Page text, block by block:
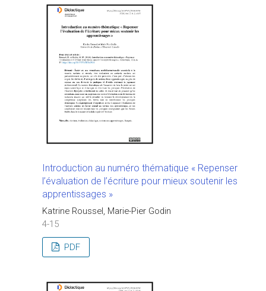
Introduction au numéro thématique « Repenser
l’évaluation de l’écriture pour mieux soutenir les
apprentissages »
Katrine Roussel, Marie-Pier Godin
4-15
PDF